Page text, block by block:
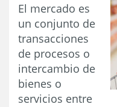
El mercado es
un conjunto de
transacciones
de procesos o
intercambio de
bienes o
servicios entre